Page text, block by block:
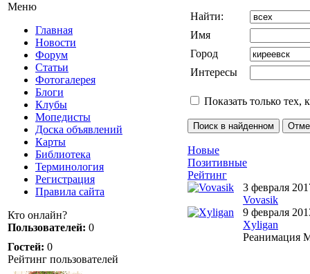
Меню
Главная
Новости
Форум
Статьи
Фотогалерея
Блоги
Клубы
Мопедисты
Доска объявлений
Карты
Библиотека
Терминология
Регистрация
Правила сайта
Кто онлайн?
Пользователей: 0
Гостей: 0
Рейтинг пользователей
Найти:
Имя
Город
Интересы
Показать только тех,
Новые
Позитивные
Рейтинг
3 февраля
Vovasik
9 февраля
Xyligan
Реанимация